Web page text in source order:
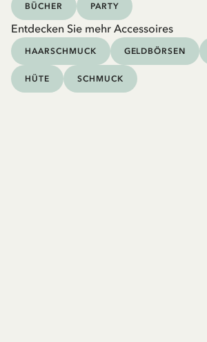
BÜCHER PARTY
Entdecken Sie mehr Accessoires
HAARSCHMUCK GELDBÖRSEN
HÜTE SCHMUCK